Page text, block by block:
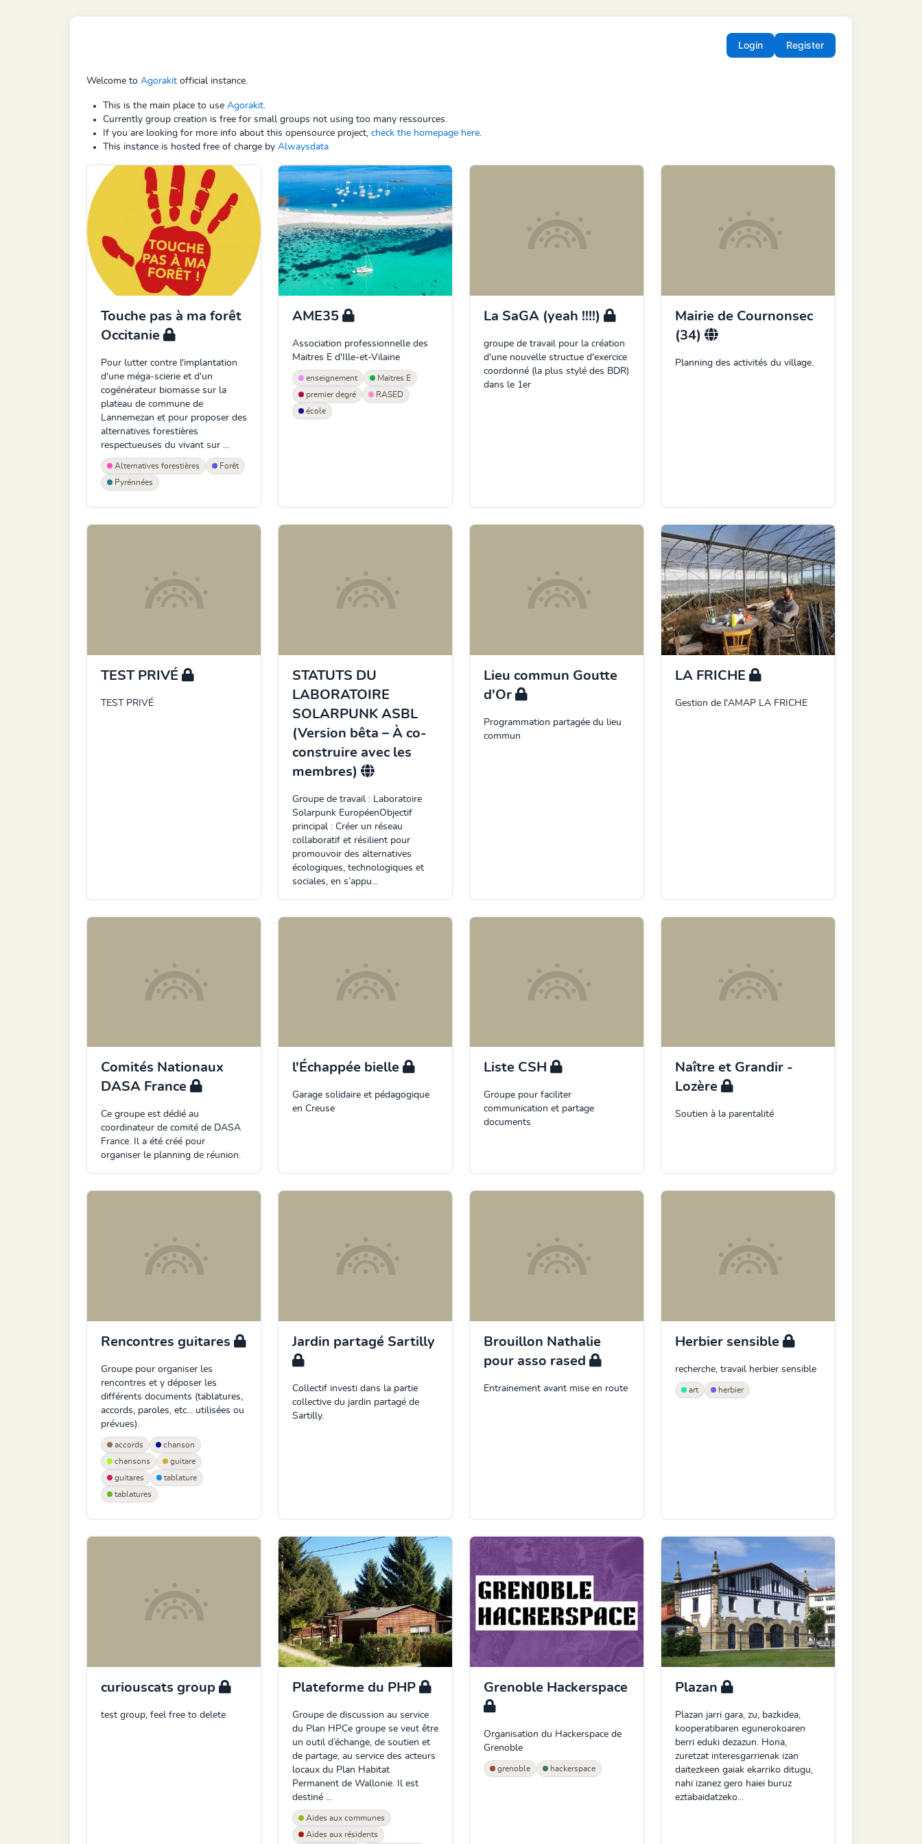
Login Register
Welcome to Agorakit official instance.
This is the main place to use Agorakit.
Currently group creation is free for small groups not using too many ressources.
If you are looking for more info about this opensource project, check the homepage here.
This instance is hosted free of charge by Alwaysdata
Touche pas à ma forêt
Occitanie
Pour lutter contre l'implantation
d'une méga-scierie et d'un
cogénérateur biomasse sur la
plateau de commune de
Lannemezan et pour proposer des
alternatives forestières
respectueuses du vivant sur ...
Alternatives forestières
Forêt
Pyrénnées
AME35
Association professionnelle des
Maitres E d'Ille-et-Vilaine
enseignement
Maitres E
premier degré
RASED
école
La SaGA (yeah !!!!)
groupe de travail pour la création
d'une nouvelle structue d'exercice
coordonné (la plus stylé des BDR)
dans le 1er
Mairie de Cournonsec
(34)
Planning des activités du village.
TEST PRIVÉ
TEST PRIVÉ
STATUTS DU
LABORATOIRE
SOLARPUNK ASBL
(Version bêta – À co-
construire avec les
membres)
Groupe de travail : Laboratoire
Solarpunk EuropéenObjectif
principal : Créer un réseau
collaboratif et résilient pour
promouvoir des alternatives
écologiques, technologiques et
sociales, en s’appu...
Lieu commun Goutte
d'Or
Programmation partagée du lieu
commun
LA FRICHE
Gestion de l'AMAP LA FRICHE
Comités Nationaux
DASA France
Ce groupe est dédié au
coordinateur de comité de DASA
France. Il a été créé pour
organiser le planning de réunion.
l'Échappée bielle
Garage solidaire et pédagogique
en Creuse
Liste CSH
Groupe pour faciliter
communication et partage
documents
Naître et Grandir -
Lozère
Soutien à la parentalité
Rencontres guitares
Groupe pour organiser les
rencontres et y déposer les
différents documents (tablatures,
accords, paroles, etc... utilisées ou
prévues).
accords
chanson
chansons
guitare
guitares
tablature
tablatures
Jardin partagé Sartilly
Collectif investi dans la partie
collective du jardin partagé de
Sartilly.
Brouillon Nathalie
pour asso rased
Entrainement avant mise en route
Herbier sensible
recherche, travail herbier sensible
art herbier
curiouscats group
test group, feel free to delete
Plateforme du PHP
Groupe de discussion au service
du Plan HPCe groupe se veut être
un outil d’échange, de soutien et
de partage, au service des acteurs
locaux du Plan Habitat
Permanent de Wallonie. Il est
destiné ...
Aides aux communes
Aides aux résidents
Grenoble Hackerspace
Organisation du Hackerspace de
Grenoble
grenoble hackerspace
Plazan
Plazan jarri gara, zu, bazkidea,
kooperatibaren egunerokoaren
berri eduki dezazun. Hona,
zuretzat interesgarrienak izan
daitezkeen gaiak ekarriko ditugu,
nahi izanez gero haiei buruz
eztabaidatzeko...